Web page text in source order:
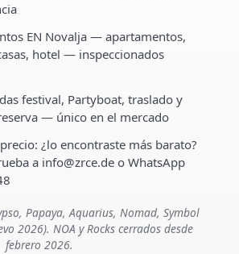
EN Novalja — apartamentos,
hotel — inspeccionados
festival, Partyboat, traslado y
— único en el mercado
¿lo encontraste más barato?
a info@zrce.de o WhatsApp
Papaya, Aquarius, Nomad, Symbol
2026). NOA y Rocks cerrados desde
febrero 2026.